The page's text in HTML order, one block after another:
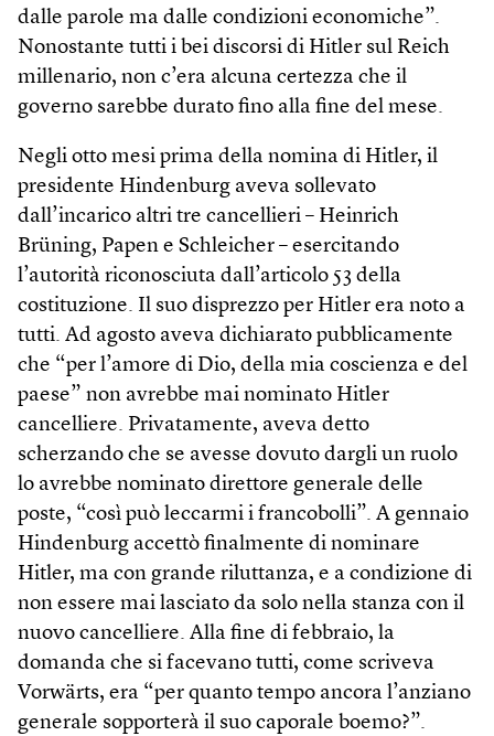
dalle parole ma dalle condizioni economiche”.
Nonostante tutti i bei discorsi di Hitler sul Reich
millenario, non c’era alcuna certezza che il
governo sarebbe durato fino alla fine del mese.
Negli otto mesi prima della nomina di Hitler, il
presidente Hindenburg aveva sollevato
dall’incarico altri tre cancellieri – Heinrich
Brüning, Papen e Schleicher – esercitando
l’autorità riconosciuta dall’articolo 53 della
costituzione. Il suo disprezzo per Hitler era noto a
tutti. Ad agosto aveva dichiarato pubblicamente
che “per l’amore di Dio, della mia coscienza e del
paese” non avrebbe mai nominato Hitler
cancelliere. Privatamente, aveva detto
scherzando che se avesse dovuto dargli un ruolo
lo avrebbe nominato direttore generale delle
poste, “così può leccarmi i francobolli”. A gennaio
Hindenburg accettò finalmente di nominare
Hitler, ma con grande riluttanza, e a condizione di
non essere mai lasciato da solo nella stanza con il
nuovo cancelliere. Alla fine di febbraio, la
domanda che si facevano tutti, come scriveva
Vorwärts, era “per quanto tempo ancora l’anziano
generale sopporterà il suo caporale boemo?”.